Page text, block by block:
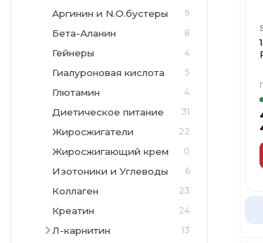
Аргинин и N.O.бустеры 9
Бета-Аланин 8
Гейнеры 4
Гиалуроновая кислота 5
Глютамин 4
Диетическое питание 31
Жиросжигатели 22
Жиросжигающий крем 0
Изотоники и Углеводы 6
Коллаген 23
Креатин 24
Л-карнитин 13